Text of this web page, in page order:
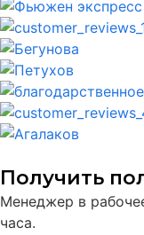
Получить
Менеджер в
часа.